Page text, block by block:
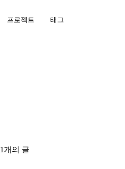
프로젝트 태그
1개의 글